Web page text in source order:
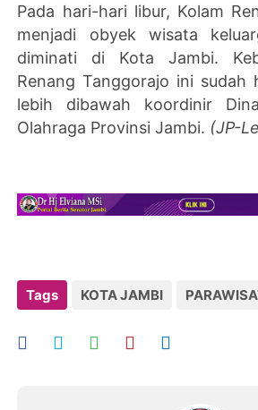
Pada hari-hari libur, Kolam
menjadi obyek wisata
diminati di Kota Jambi.
Renang Tanggorajo ini sudah
lebih dibawah koordinir
Olahraga Provinsi Jambi. (JP-
Tags KOTA JAMBI